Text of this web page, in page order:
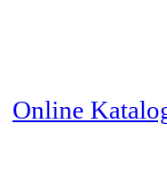
Online